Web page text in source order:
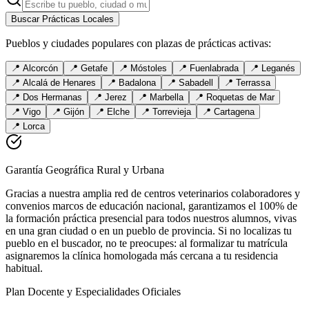
Buscar Prácticas Locales
Pueblos y ciudades populares con plazas de prácticas activas:
📍 Alcorcón 📍 Getafe 📍 Móstoles 📍 Fuenlabrada 📍 Leganés
📍 Alcalá de Henares 📍 Badalona 📍 Sabadell 📍 Terrassa
📍 Dos Hermanas 📍 Jerez 📍 Marbella 📍 Roquetas de Mar
📍 Vigo 📍 Gijón 📍 Elche 📍 Torrevieja 📍 Cartagena
📍 Lorca
Garantía Geográfica Rural y Urbana
Gracias a nuestra amplia red de centros veterinarios colaboradores y
convenios marcos de educación nacional, garantizamos el 100% de
la formación práctica presencial para todos nuestros alumnos, vivas
en una gran ciudad o en un pueblo de provincia. Si no localizas tu
pueblo en el buscador, no te preocupes: al formalizar tu matrícula
asignaremos la clínica homologada más cercana a tu residencia
habitual.
Plan Docente y Especialidades Oficiales